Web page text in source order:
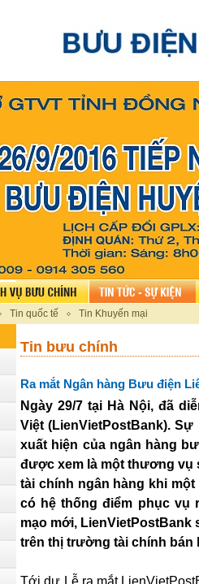
Tin quốc tế
Tin Khuyến mại
Tin bưu chính
Ra mắt Ngân hàng Bưu điện
Ngày 29/7 tại Hà Nội, đã
Việt (LienVietPostBank).
xuất hiện của ngân hàng
được xem là một thương vụ
tài chính ngân hàng khi
có hệ thống điểm phục vụ
mạo mới,
trên thị trường tài chính bán
Tới dự Lễ ra mắt